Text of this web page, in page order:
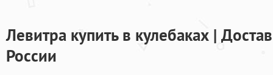
Левитра купить в кулебаках |
России